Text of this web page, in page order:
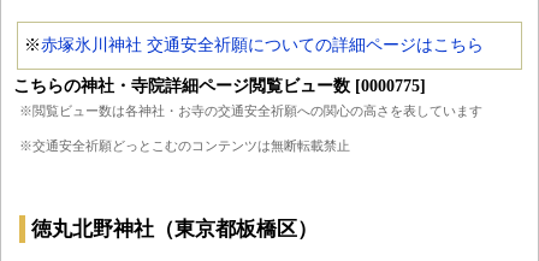
※赤塚氷川神社 交通安全祈願についての詳細ページはこちら
こちらの神社・寺院詳細ページ閲覧ビュー数 [0000775]
※閲覧ビュー数は各神社・お寺の交通安全祈願への関心の高さを表しています
※交通安全祈願どっとこむのコンテンツは無断転載禁止
徳丸北野神社（東京都板橋区）